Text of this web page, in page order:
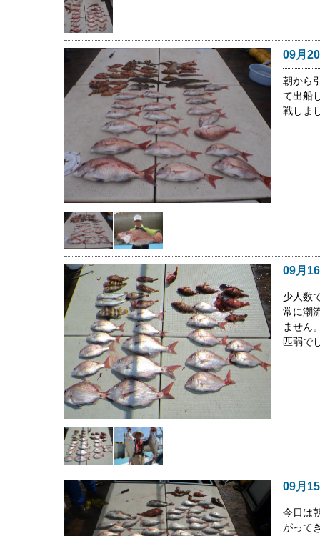
09月
朝から
て出船
戦しま
09月
少人数
常に潮
ません
匹弱で
09月
今日は
がって